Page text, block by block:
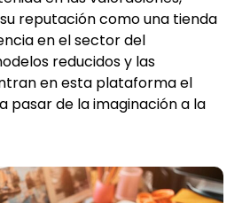
reputación como una tienda
en el sector del
reducidos y las
en esta plataforma el
pasar de la imaginación a la